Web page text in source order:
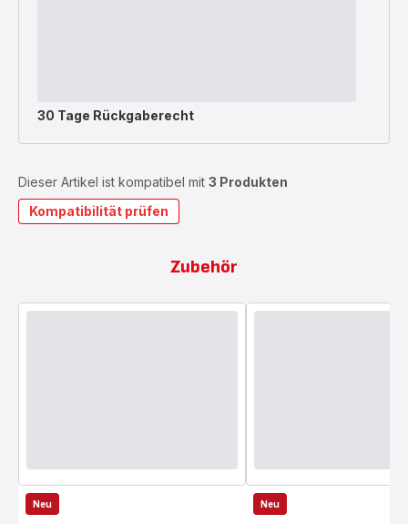
30 Tage Rückgaberecht
Dieser Artikel ist kompatibel mit 3 Produkten
Kompatibilität prüfen
Zubehör
Neu Neu